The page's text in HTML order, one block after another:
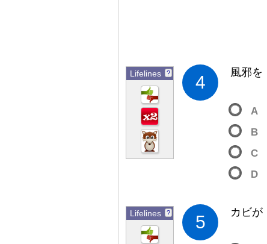
Lifelines ? 4 風邪を
A
B
C
D
Lifelines ? 5 カビが